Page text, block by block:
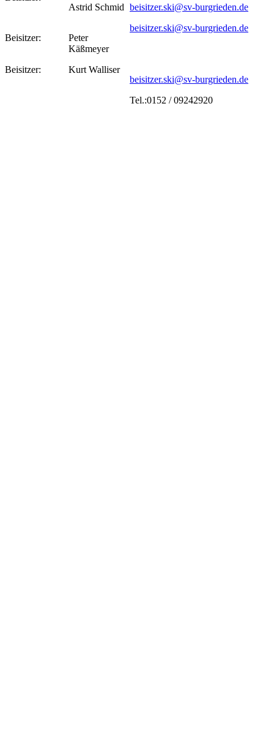
Astrid Schmid beisitzer.ski@sv-burgrieden.de
Beisitzer:
Peter
Käßmeyer
beisitzer.ski@sv-burgrieden.de
Beisitzer:
Kurt Walliser
beisitzer.ski@sv-burgrieden.de
Tel.:0152 / 09242920